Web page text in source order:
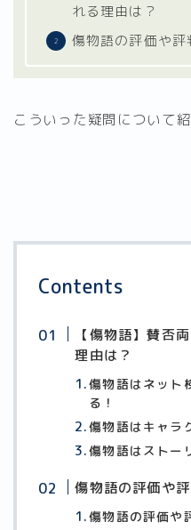
れる理由は？
傷物語の評価や評
こういった疑問について紹
Contents
【傷物語】賛否
理由は？
傷物語はネット
る！
傷物語はキャラ
傷物語はストー
傷物語の評価や
傷物語の評価や